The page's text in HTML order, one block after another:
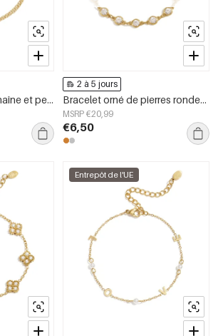
Bracelet à double chaîne et petite fleur
2 à 5 jours
Bracelet orné de pierres rondes en oxyde de zirconium
MSRP €20,99
€6,50
Entrepôt de l'UE